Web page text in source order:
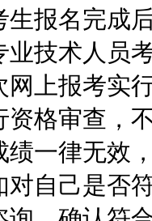
生报名完成
业技术人员
网上报考实
资格审查，
绩一律无效
对自己是否